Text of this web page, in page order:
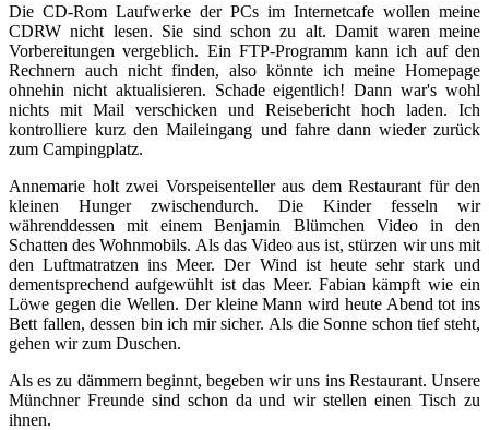
Die CD-Rom Laufwerke der PCs im Internetcafe wollen meine
CDRW nicht lesen. Sie sind schon zu alt. Damit waren meine
Vorbereitungen vergeblich. Ein FTP-Programm kann ich auf den
Rechnern auch nicht finden, also könnte ich meine Homepage
ohnehin nicht aktualisieren. Schade eigentlich! Dann war's wohl
nichts mit Mail verschicken und Reisebericht hoch laden. Ich
kontrolliere kurz den Maileingang und fahre dann wieder zurück
zum Campingplatz.
Annemarie holt zwei Vorspeisenteller aus dem Restaurant für den
kleinen Hunger zwischendurch. Die Kinder fesseln wir
währenddessen mit einem Benjamin Blümchen Video in den
Schatten des Wohnmobils. Als das Video aus ist, stürzen wir uns mit
den Luftmatratzen ins Meer. Der Wind ist heute sehr stark und
dementsprechend aufgewühlt ist das Meer. Fabian kämpft wie ein
Löwe gegen die Wellen. Der kleine Mann wird heute Abend tot ins
Bett fallen, dessen bin ich mir sicher. Als die Sonne schon tief steht,
gehen wir zum Duschen.
Als es zu dämmern beginnt, begeben wir uns ins Restaurant. Unsere
Münchner Freunde sind schon da und wir stellen einen Tisch zu
ihnen.